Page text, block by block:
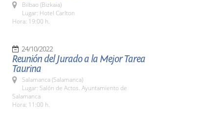
Bilbao (Bizkaia)
Lugar: Hotel Carlton
Hora: 19:00 h.
24/10/2022
Reunión del Jurado a la Mejor Tarea
Taurina
Salamanca (Salamanca)
Lugar: Salón de Actos. Ayuntamiento de
Salamanca
Hora: 11:00 h.